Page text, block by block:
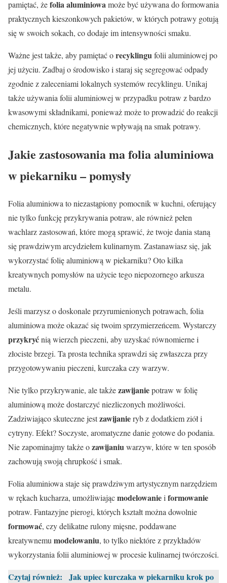
pamiętać, żefolia aluminiowamoże być używana do formowania
praktycznych kieszonkowych pakietów, w których potrawy gotują
się w swoich sokach, co dodaje im intensywności smaku.
Ważne jest także, aby pamiętać orecyklingufolii aluminiowej po
jej użyciu. Zadbaj o środowisko i staraj się segregować odpady
zgodnie z zaleceniami lokalnych systemów recyklingu. Unikaj
także używania folii aluminiowej w przypadku potraw z bardzo
kwasowymi składnikami, ponieważ może to prowadzić do reakcji
chemicznych, które negatywnie wpływają na smak potrawy.
Jakie zastosowania ma folia aluminiowa
w piekarniku – pomysły
Folia aluminiowa to niezastąpiony pomocnik w kuchni, oferujący
nie tylko funkcję przykrywania potraw, ale również pełen
wachlarz zastosowań, które mogą sprawić, że twoje dania staną
się prawdziwym arcydziełem kulinarnym. Zastanawiasz się, jak
wykorzystać folię aluminiową w piekarniku? Oto kilka
kreatywnych pomysłów na użycie tego niepozornego arkusza
metalu.
Jeśli marzysz o doskonale przyrumienionych potrawach, folia
aluminiowa może okazać się twoim sprzymierzeńcem. Wystarczy
przykryćnią wierzch pieczeni, aby uzyskać równomierne i
złociste brzegi. Ta prosta technika sprawdzi się zwłaszcza przy
przygotowywaniu pieczeni, kurczaka czy warzyw.
Nie tylko przykrywanie, ale takżezawijaniepotraw w folię
aluminiową może dostarczyć niezliczonych możliwości.
Zadziwiająco skuteczne jestzawijanieryb z dodatkiem ziół i
cytryny. Efekt? Soczyste, aromatyczne danie gotowe do podania.
Nie zapominajmy także ozawijaniuwarzyw, które w ten sposób
zachowują swoją chrupkość i smak.
Folia aluminiowa staje się prawdziwym artystycznym narzędziem
w rękach kucharza, umożliwiającmodelowaniei formowanie
potraw. Fantazyjne pierogi, których kształt można dowolnie
formować, czy delikatne rulony mięsne, poddawane
kreatywnemu modelowaniu, to tylko niektóre z przykładów
wykorzystania folii aluminiowej w procesie kulinarnej twórczości.
Czytaj również:
Jak upiec kurczaka w piekarniku krok po